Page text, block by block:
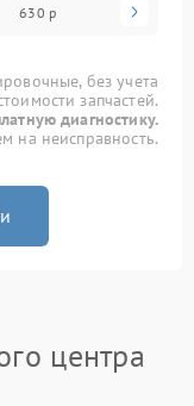
630 р
без учета
запчастей.
диагностику.
на неисправность.
центра